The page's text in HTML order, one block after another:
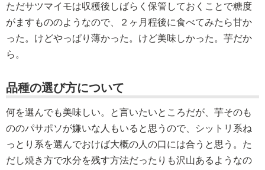
ただサツマイモは収穫後しばらく保管しておくことで糖度
がますもののようなので、２ヶ月程後に食べてみたら甘か
った。けどやっぱり薄かった。けど美味しかった。芋だか
ら。
品種の選び方について
何を選んでも美味しい。と言いたいところだが、芋そのも
ののパサポソが嫌いな人もいると思うので、シットリ系ね
っとり系を選んでおけば大概の人の口には合うと思う。た
だし焼き方で水分を残す方法だったりも沢山あるようなの